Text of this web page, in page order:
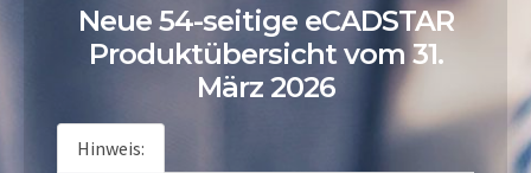
Neue 54-seitige eCADSTAR
Produktübersicht vom 31.
März 2026
Hinweis: